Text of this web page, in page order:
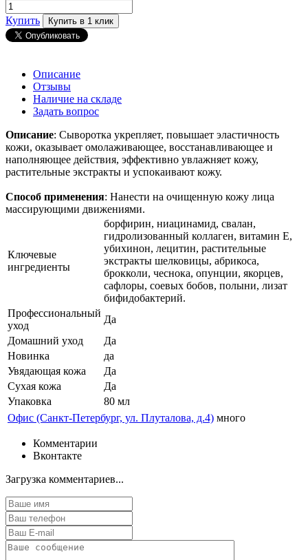
Купить Купить в 1 клик
Описание
Отзывы
Наличие на складе
Задать вопрос
Описание: Сыворотка укрепляет, повышает эластичность
кожи, оказывает омолаживающее, восстанавливающее и
наполняющее действия, эффективно увлажняет кожу,
растительные экстракты и успокаивают кожу.
Способ применения: Нанести на очищенную кожу лица
массирующими движениями.
Ключевые
ингредиенты
борфирин, ниацинамид, свалан,
гидролизованный коллаген, витамин Е,
убихинон, лецитин, растительные
экстракты шелковицы, абрикоса,
брокколи, чеснока, опунции, якорцев,
сафлоры, соевых бобов, полыни, лизат
бифидобактерий.
Профессиональный
уход
Да
Домашний уход
Да
Новинка
да
Увядающая кожа
Да
Сухая кожа
Да
Упаковка
80 мл
Офис (Санкт-Петербург, ул. Плуталова, д.4) много
Комментарии
Вконтакте
Загрузка комментариев...